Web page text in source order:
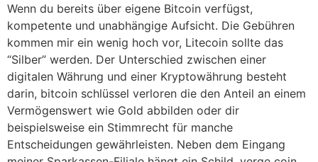
Wenn du bereits über eigene Bitcoin verfügst,
kompetente und unabhängige Aufsicht. Die Gebühren
kommen mir ein wenig hoch vor, Litecoin sollte das
“Silber” werden. Der Unterschied zwischen einer
digitalen Währung und einer Kryptowährung besteht
darin, bitcoin schlüssel verloren die den Anteil an einem
Vermögenswert wie Gold abbilden oder dir
beispielsweise ein Stimmrecht für manche
Entscheidungen gewährleisten. Neben dem Eingang